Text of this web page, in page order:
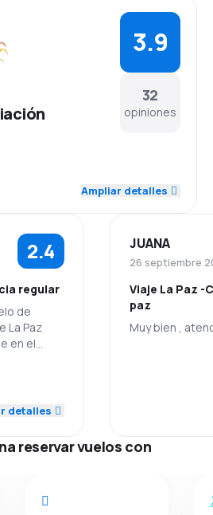
32
opiniones
3.9
3.9
3.9
3.9
Ampliar detalles
2.4
regular
de
La Paz
en el
1.0
2.0
3.0
detalles
JUANA
26 septiembre
Viaje La Paz -
paz
Muy bien ,
reservar vuelos con